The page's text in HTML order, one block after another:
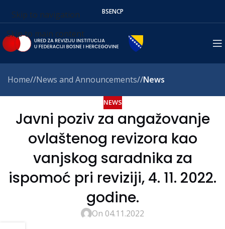
Skip to navigation
Skip to main content
BSENСР
Home/ News and Announcements/ News
NEWS
Javni poziv za angažovanje
ovlaštenog revizora kao
vanjskog saradnika za
ispomoć pri reviziji, 4. 11. 2022.
godine.
On 04.11.2022